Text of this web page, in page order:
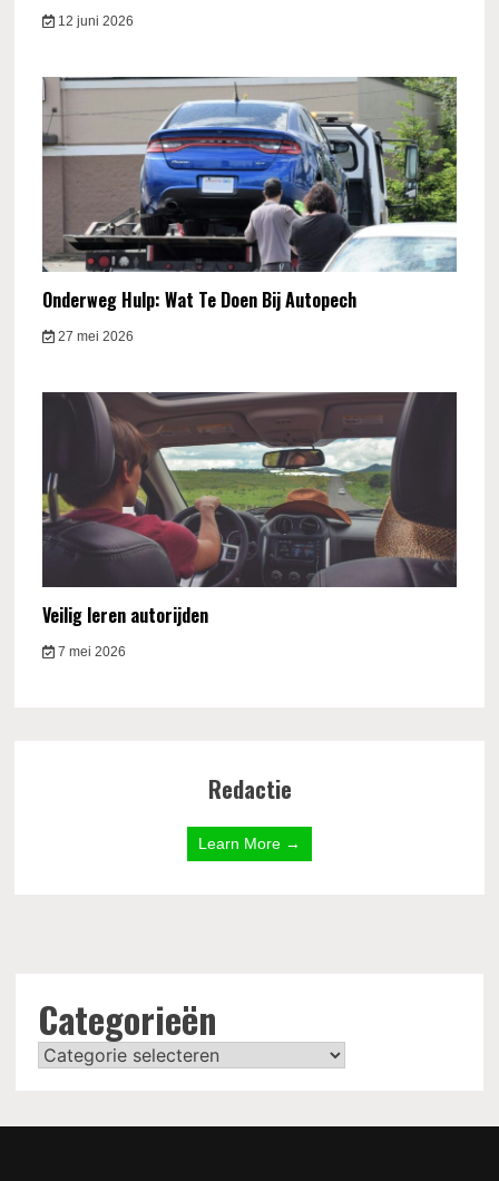
12 juni 2026
Onderweg Hulp: Wat Te Doen Bij Autopech
27 mei 2026
Veilig leren autorijden
7 mei 2026
Redactie
Learn More →
Categorieën
Categorieën